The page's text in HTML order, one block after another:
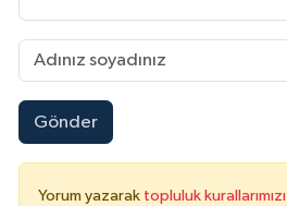
Gönder
Yorum yazarak topluluk kurallarımızı